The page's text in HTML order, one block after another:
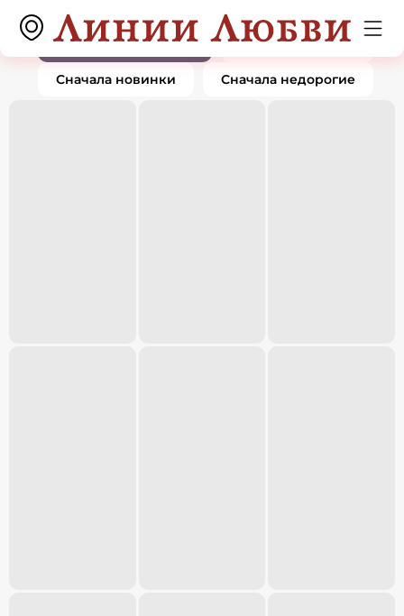
Кольца 0 товаров
По популярности
Сначала дорогие
Сначала новинки Сначала недорогие